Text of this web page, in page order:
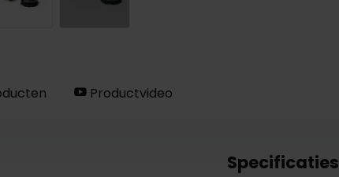
Productvideo
Specificaties